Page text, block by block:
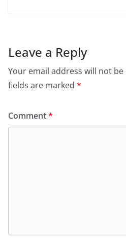
Leave a Reply
Your email address will not
fields are marked *
Comment*